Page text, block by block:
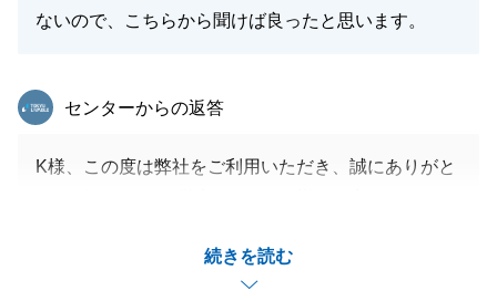
ないので、こちらから聞けば良ったと思います。
続きを読む
東急リバブル
センターからの返答
K様、この度は弊社をご利用いただき、誠にありがと
K様からのお言葉を糧に今後もより良いサービスの提
供に努めさせていただきます。また何かご相談等ござ